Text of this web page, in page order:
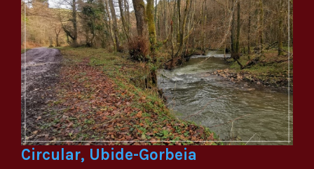
Circular, Ubide-Gorbeia